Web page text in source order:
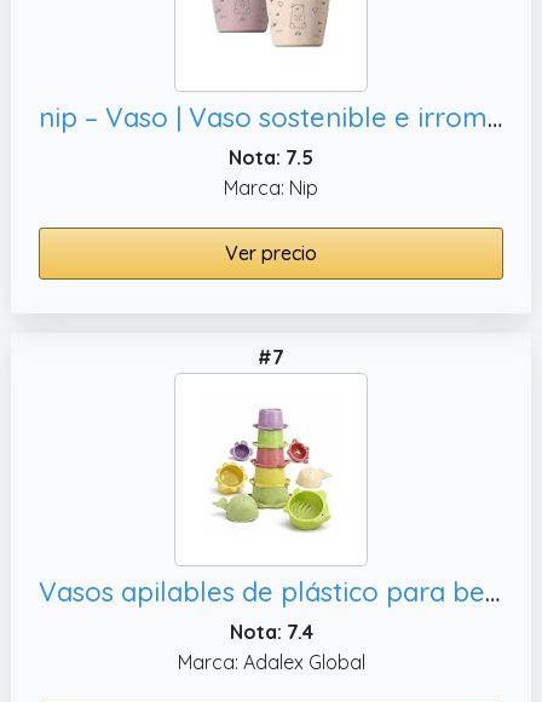
nip – Vaso | Vaso sostenible e irrompible con borde redondeado para bebés a partir de 12 meses. Vasos ergonómicos para niños de más de 90% recursos renovables | 2 unidades, color rosa
Nota: 7.5
Marca: Nip
Ver precio
#7
Vasos apilables de plástico para bebés, juego de 6 (tazas juguetonas A)
Nota: 7.4
Marca: Adalex Global